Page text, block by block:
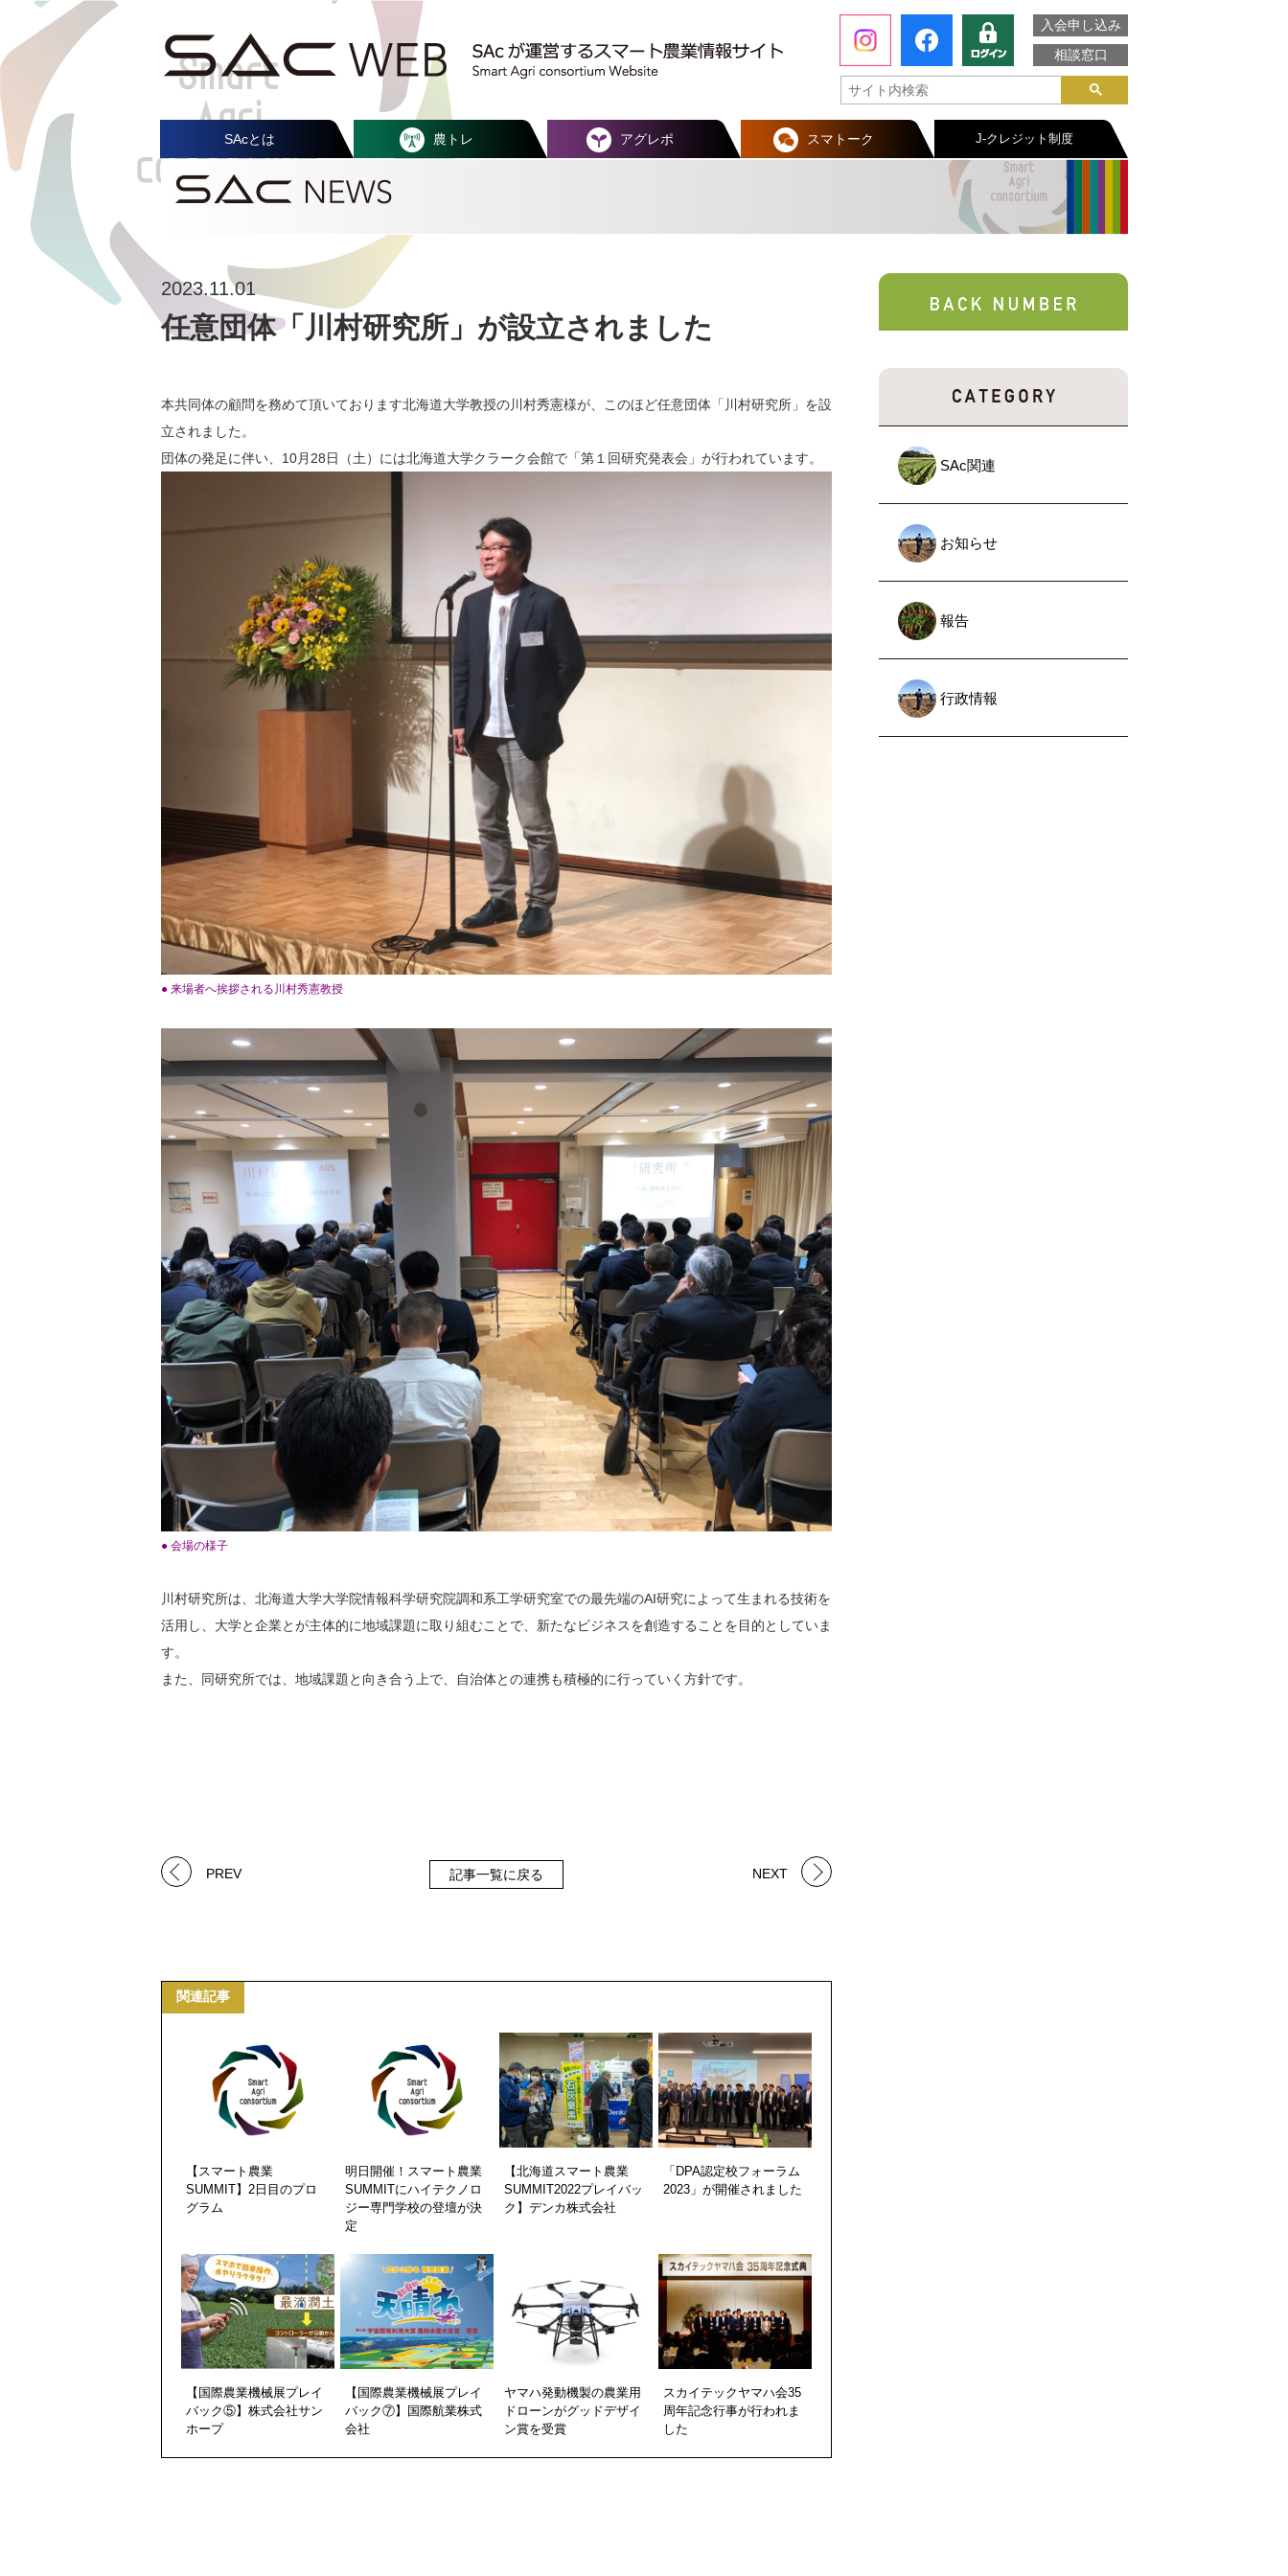
入会申し込み
相談窓口
SAcとは 農トレ アグレポ スマトーク J-クレジット制度
SAc関連
お知らせ
報告
行政情報
2023.11.01
任意団体「川村研究所」が設立されました
本共同体の顧問を務めて頂いております北海道大学教授の川村秀憲様が、このほど任意団体「川村研究所」を設
立されました。
団体の発足に伴い、10月28日（土）には北海道大学クラーク会館で「第１回研究発表会」が行われています。
● 来場者へ挨拶される川村秀憲教授
● 会場の様子
川村研究所は、北海道大学大学院情報科学研究院調和系工学研究室での最先端のAI研究によって生まれる技術を
活用し、大学と企業とが主体的に地域課題に取り組むことで、新たなビジネスを創造することを目的としていま
す。
また、同研究所では、地域課題と向き合う上で、自治体との連携も積極的に行っていく方針です。
PREV 記事一覧に戻る NEXT
関連記事
【スマート農業
SUMMIT】2日目のプロ
グラム
明日開催！スマート農業
SUMMITにハイテクノロ
ジー専門学校の登壇が決
定
【北海道スマート農業
SUMMIT2022プレイバッ
ク】デンカ株式会社
「DPA認定校フォーラム
2023」が開催されました
【国際農業機械展プレイ
バック⑤】株式会社サン
ホープ
【国際農業機械展プレイ
バック⑦】国際航業株式
会社
ヤマハ発動機製の農業用
ドローンがグッドデザイ
ン賞を受賞
スカイテックヤマハ会35
周年記念行事が行われま
した